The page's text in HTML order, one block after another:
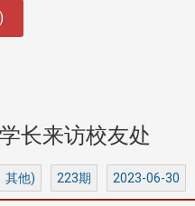
长来访校友处
其他) 223期 2023-06-30